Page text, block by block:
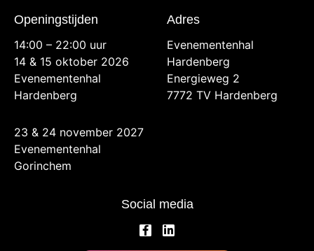
Openingstijden
14:00 – 22:00 uur
14 & 15 oktober 2026
Evenementenhal
Hardenberg
23 & 24 november 2027
Evenementenhal
Gorinchem
Adres
Evenementenhal
Hardenberg
Energieweg 2
7772 TV Hardenberg
Social media